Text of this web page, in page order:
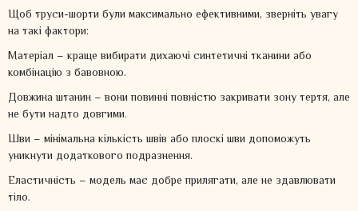
Щоб труси-шорти були максимально ефективними, зверніть увагу
на такі фактори:
Матеріал – краще вибирати дихаючі синтетичні тканини або
комбінацію з бавовною.
Довжина штанин – вони повинні повністю закривати зону тертя, але
не бути надто довгими.
Шви – мінімальна кількість швів або плоскі шви допоможуть
уникнути додаткового подразнення.
Еластичність – модель має добре прилягати, але не здавлювати
тіло.